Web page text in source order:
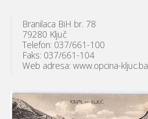
Branilaca BiH br. 78
79280 Ključ
Telefon: 037/661-100
Faks: 037/661-104
Web adresa: www.opcina-kljuc.ba